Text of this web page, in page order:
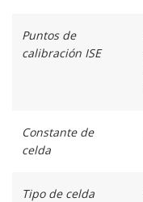
Puntos de
calibración ISE
Constante de
celda
Tipo de celda